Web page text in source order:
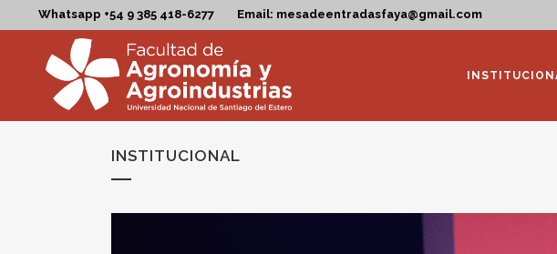
Email: mesadeentradasfaya@gmail.com
Whatsapp +54 9 385 418-6277
INSTITUCIONAL